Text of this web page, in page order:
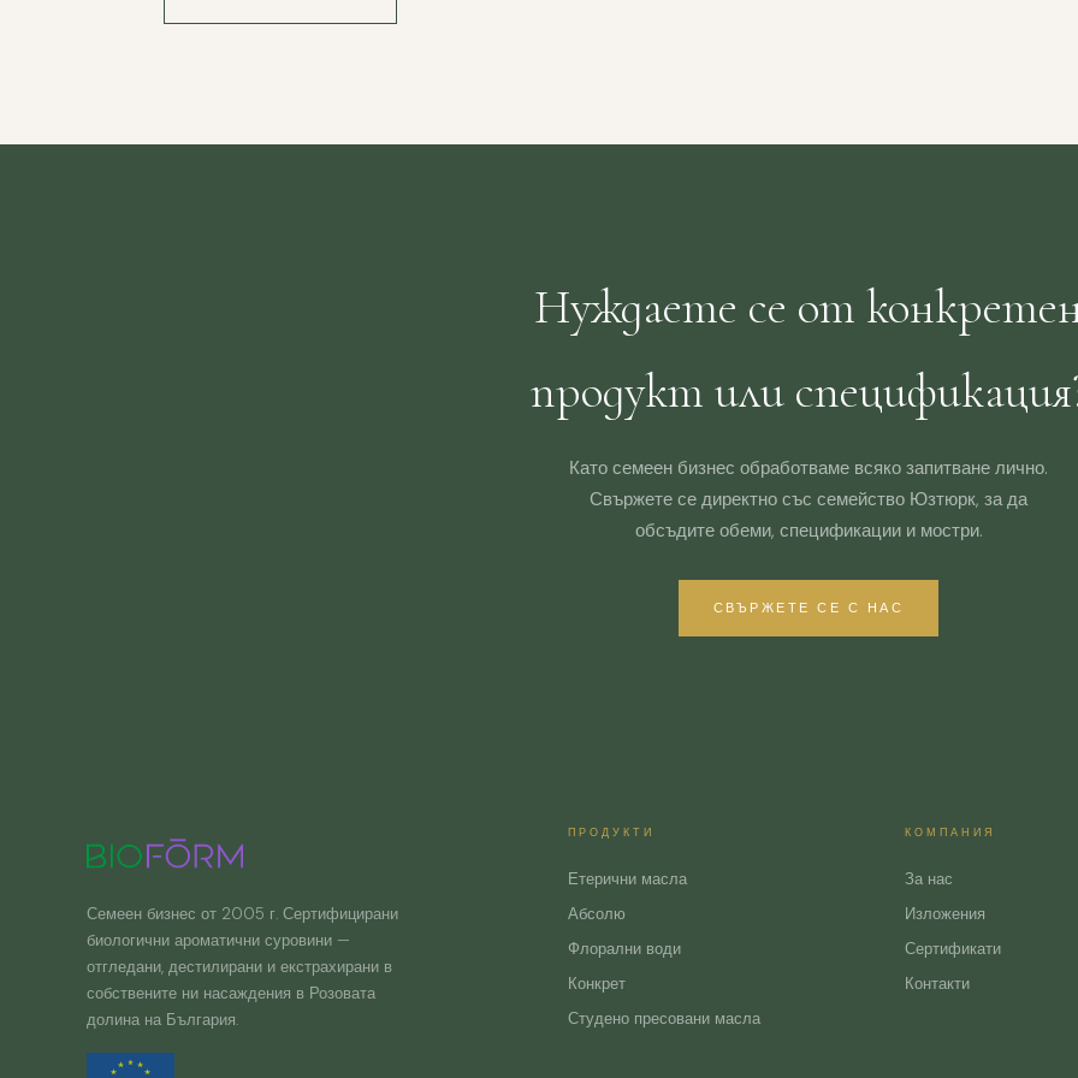
Нуждаете се от
продукт или
Като семеен бизнес обработваме всяко запитване лично.
Свържете се директно със семейство Юзтюрк, за да
обсъдите обеми, спецификации и мостри.
СВЪРЖЕТЕ СЕ С НАС
Семеен бизнес от 2005 г. Сертифицирани
биологични ароматични суровини —
отгледани, дестилирани и екстрахирани в
собствените ни насаждения в Розовата
долина на България.
ПРОДУКТИ
Етерични масла
Абсолю
Флорални води
Конкрет
Студено пресовани масла
КОМПАНИЯ
За нас
Изложения
Сертификати
Контакти